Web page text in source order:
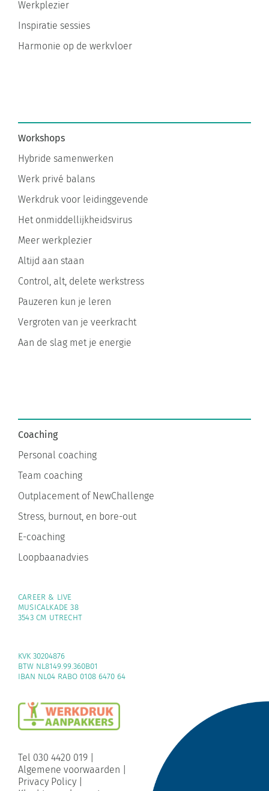
Inspiratie sessies
Harmonie op de werkvloer
Workshops
Hybride samenwerken
Werk privé balans
Werkdruk voor leidinggevende
Het onmiddellijkheidsvirus
Meer werkplezier
Altijd aan staan
Control, alt, delete werkstress
Pauzeren kun je leren
Vergroten van je veerkracht
Aan de slag met je energie
Coaching
Personal coaching
Outplacement of NewChallenge
Stress, burnout, en bore-out
E-coaching
Loopbaanadvies
MUSICALKADE 38
3543 CM UTRECHT
BTW NL8149.99.360B01
IBAN NL04 RABO 0108 6470 64
Algemene voorwaarden
Privacy Policy|
Klachtenreglement